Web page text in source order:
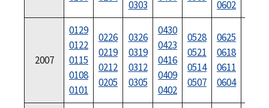
0303 0602
2007
0129
0122
0115
0108
0101
0226
0219
0212
0205
0326
0319
0312
0305
0430
0423
0416
0409
0402
0528
0521
0514
0507
0625
0618
0611
0604